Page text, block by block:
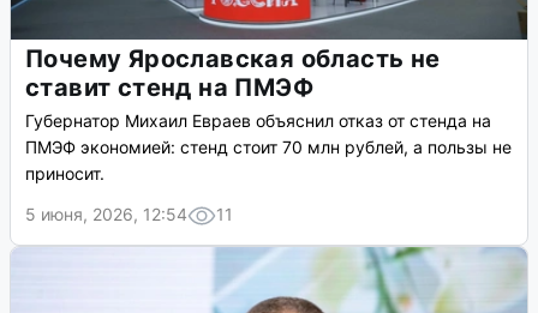
Почему Ярославская область не
ставит стенд на ПМЭФ
Губернатор Михаил Евраев объяснил отказ от стенда на
ПМЭФ экономией: стенд стоит 70 млн рублей, а пользы не
приносит.
5 июня, 2026, 12:54
11